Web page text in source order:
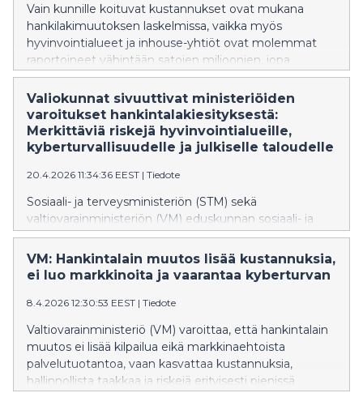
Vain kunnille koituvat kustannukset ovat mukana
hankilakimuutoksen laskelmissa, vaikka myös
hyvinvointialueet ja inhouse-yhtiöt ovat molemmat
raportoineet vähintään satojen miljoonien, jopa
miljardien muutoskustannuksista. Kustos pitää
vakavana ongelmana, että lakimuutoksen taloudellisia
vaikutuksia arvioidaan edelleen puutteellisilla ja
rajatuilla laskelmilla, vaikka merkittävä osa
kustannuksista on pitkään ollut lakivalmistelun aikana
Valiokunnat sivuuttivat ministeriöiden
varoitukset hankintalakiesityksestä:
Merkittäviä riskejä hyvinvointialueille,
kyberturvallisuudelle ja julkiselle taloudelle
20.4.2026 11:34:36 EEST | Tiedote
Sosiaali- ja terveysministeriön (STM) sekä
valtiovarainministeriön (VM) eduskunnan sosiaali- ja
terveysvaliokunnalle antamat lausunnot antavat
poikkeuksellisen kriittisen ja yksityiskohtaisen arvion
käsittelyssä olevasta hankintalakiesityksestä. Silti muun
muassa eduskunnan Sosiaali- ja
terveysvaliokunta sivuuttaa ministeriöiden esiin
toimintaan, kyberturvallisuuteen sekä julkisen talouden
kestävyyteen liittyvät merkittävät riskit.
VM: Hankintalain muutos lisää kustannuksia,
ei luo markkinoita ja vaarantaa kyberturvan
8.4.2026 12:30:53 EEST | Tiedote
Valtiovarainministeriö (VM) varoittaa, että hankintalain
muutos ei lisää kilpailua eikä markkinaehtoista
palvelutuotantoa, vaan kasvattaa kustannuksia,
hallinnollista taakkaa ja riskejä erityisesti pienissä